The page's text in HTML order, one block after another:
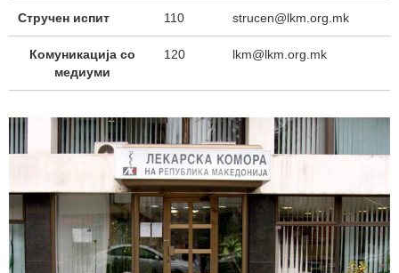
Стручен испит 110 strucen@lkm.org.mk
Комуникација со
медиуми
120 lkm@lkm.org.mk